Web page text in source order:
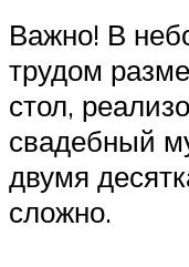
Важно! В
трудом
стол,
свадебный
двумя
сложно.